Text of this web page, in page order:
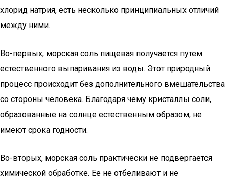
хлорид натрия, есть несколько принципиальных отличий
между ними.
Во-первых, морская соль пищевая получается путем
естественного выпаривания из воды. Этот природный
процесс происходит без дополнительного вмешательства
со стороны человека. Благодаря чему кристаллы соли,
образованные на солнце естественным образом, не
имеют срока годности.
Во-вторых, морская соль практически не подвергается
химической обработке. Ее не отбеливают и не